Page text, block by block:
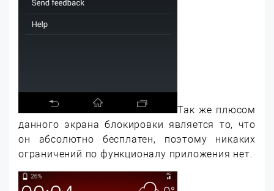
Так же плюсом
данного экрана блокировки является то, что
он абсолютно бесплатен, поэтому никаких
ограничений по функционалу приложения нет.